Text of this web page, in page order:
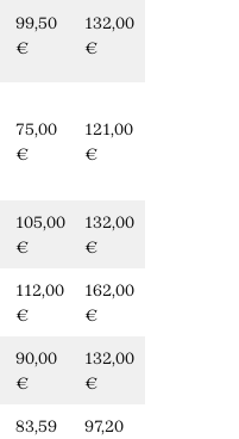
99,50
€
132,00
€
75,00
€
121,00
€
105,00
€
132,00
€
112,00
€
162,00
€
90,00
€
132,00
€
83,59
97,20